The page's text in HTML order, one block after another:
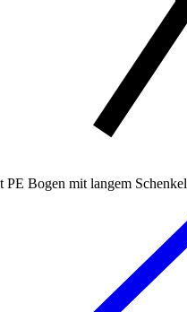
PE Bogen mit langem Schenkel